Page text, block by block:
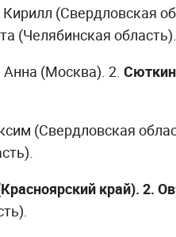
(Свердловская
(Челябинская область).
Анна (Москва). 2.
(Свердловская
край). 2.